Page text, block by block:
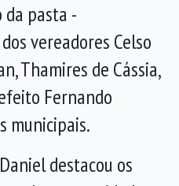
pasta -
vereadores Celso
Thamires de Cássia,
Fernando
municipais.
destacou os